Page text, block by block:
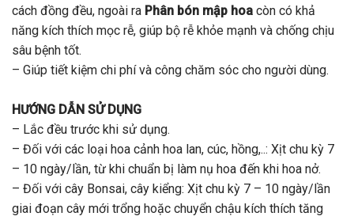
cách đồng đều, ngoài ra Phân bón mập hoa còn có khả
năng kích thích mọc rễ, giúp bộ rễ khỏe mạnh và chống chịu
sâu bệnh tốt.
– Giúp tiết kiệm chi phí và công chăm sóc cho người dùng.
HƯỚNG DẪN SỬ DỤNG
– Lắc đều trước khi sử dụng.
– Đối với các loại hoa cảnh hoa lan, cúc, hồng,..: Xịt chu kỳ 7
– 10 ngày/lần, từ khi chuẩn bị làm nụ hoa đến khi hoa nở.
– Đối với cây Bonsai, cây kiểng: Xịt chu kỳ 7 – 10 ngày/lần
giai đoạn cây mới trổng hoặc chuyển chậu kích thích tăng